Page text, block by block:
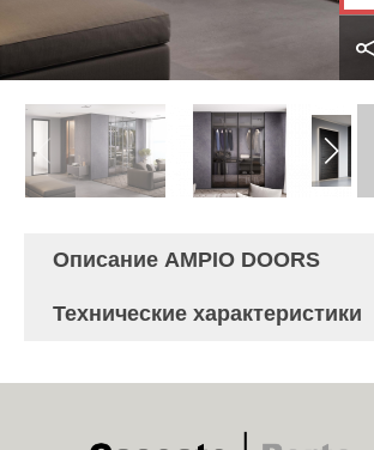
Описание AMPIO DOORS
Технические характеристики